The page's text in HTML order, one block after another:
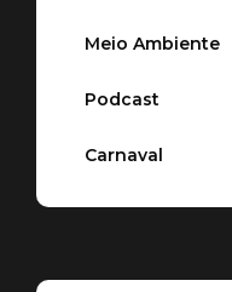
Meio Ambiente
Podcast
Carnaval